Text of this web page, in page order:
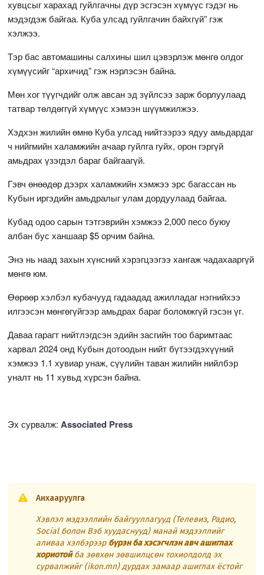
хувцсыг харахад гуйлгачны дүр эсгэсэн хүмүүс гэдэг нь
мэдэгдэж байгаа. Куба улсад гуйлгачин байхгүй” гэж
хэлжээ.
Тэр бас автомашины салхины шил цэвэрлэж мөнгө олдог
хүмүүсийг “архичид” гэж нэрлэсэн байна.
Мөн хог түүгчдийг олж авсан эд зүйлсээ зарж борлуулаад
татвар төлдөггүй хүмүүс хэмээн шүүмжилжээ.
Хэдхэн жилийн өмнө Куба улсад нийтээрээ ядуу амьдардаг
ч нийгмийн халамжийн ачаар гуйлга гуйх, орон гэргүй
амьдрах үзэгдэл бараг байгаагүй.
Гэвч өнөөдөр дээрх халамжийн хэмжээ эрс багассан нь
Кубын иргэдийн амьдралыг улам дордуулаад байгаа.
Кубад одоо сарын тэтгэврийн хэмжээ 2,000 песо буюу
албан бус ханшаар $5 орчим байна.
Энэ нь наад захын хүнсний хэрэгцээгээ хангаж чадахааргүй
мөнгө юм.
Өөрөөр хэлбэл кубачууд гадаадад ажилладаг нэгнийхээ
илгээсэн мөнгөгүйгээр амьдрах бараг боломжгүй гэсэн үг.
Даваа гарагт нийтлэгдсэн эдийн засгийн тоо баримтаас
харвал 2024 онд Кубын дотоодын нийт бүтээгдэхүүний
хэмжээ 1.1 хувиар унаж, сүүлийн таван жилийн нийлбэр
уналт нь 11 хувьд хүрсэн байна.
Эх сурвалж: Associated Press
Анхааруулга
Хэвлэл мэдээллийн байгууллагууд (Телевиз, Радио,
Social болон Вэб хуудаснууд) манай мэдээллийг
аливаа хэлбэрээр бүрэн ба хэсэгчлэн авч ашиглах
хориотойба зөвхөн зөвшилцсөн тохиолдолд эх
сурвалжийг (ikon.mn) дурдах замаар ашиглах ёстойг